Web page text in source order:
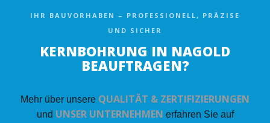
IHR BAUVORHABEN – PROFESSIONELL, PRÄZISE
UND SICHER
KERNBOHRUNG IN NAGOLD
BEAUFTRAGEN?
Mehr über unsere QUALITÄT & ZERTIFIZIERUNGEN
und UNSER UNTERNEHMEN erfahren Sie auf